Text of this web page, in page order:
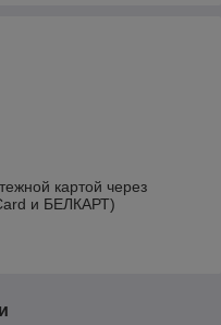
картой через
и БЕЛКАРТ)